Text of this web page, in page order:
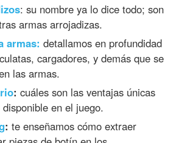
: su nombre ya lo dice todo; son
armas arrojadizas.
armas: detallamos en profundidad
cargadores, y demás que se
las armas.
: cuáles son las ventajas únicas
en el juego.
: te enseñamos cómo extraer